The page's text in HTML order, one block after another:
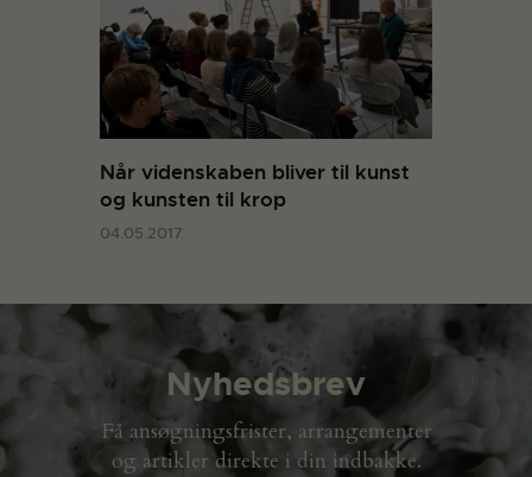
Når videnskaben bliver til kunst
og kunsten til krop
04.05.2017
Nyhedsbrev
Få ansøgningsfrister, arrangementer
og artikler direkte i din indbakke.